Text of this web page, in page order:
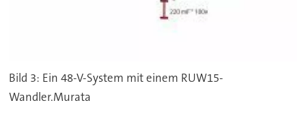
Bild 3: Ein 48-V-System mit einem RUW15-
Wandler.Murata